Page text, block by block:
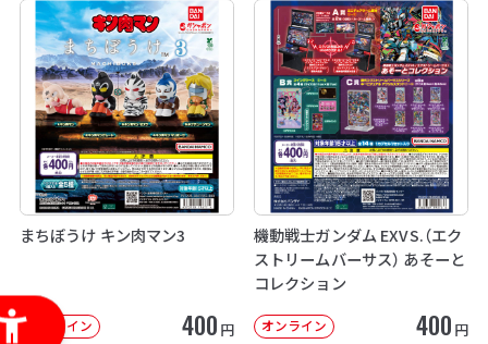
まちぼうけ キン肉マン3
オンライン 400 円
機動戦士ガンダム EXVS.（エク
ストリームバーサス） あそーと
コレクション
オンライン 400 円